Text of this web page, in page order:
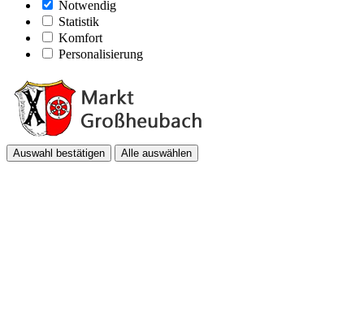
Notwendig
Statistik
Komfort
Personalisierung
Auswahl bestätigen Alle auswählen